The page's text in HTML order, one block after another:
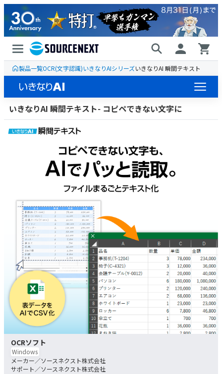
製品一覧OCR(文字認識)いきなりAIシリーズいきなりAI 瞬間テキスト
ラインナップ
ライセンス販売
いきなりAI 瞬間テキスト- コピペできない文字に
OCRソフト
Windows
ソースネクスト株式会社
ソースネクスト株式会社